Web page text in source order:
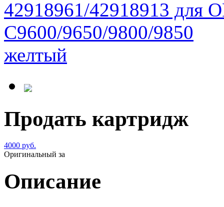
Продать картридж
4000 руб.
Оригинальный за
Описание